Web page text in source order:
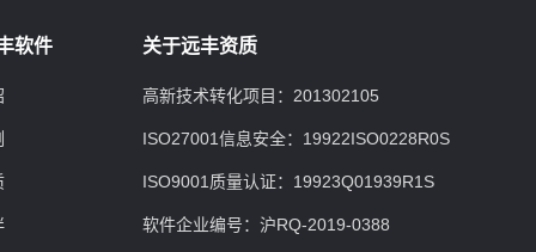
软件 关于远丰资质
高新技术转化项目：201302105
ISO27001信息安全：19922ISO0228R0S
ISO9001质量认证：19923Q01939R1S
软件企业编号：沪RQ-2019-0388